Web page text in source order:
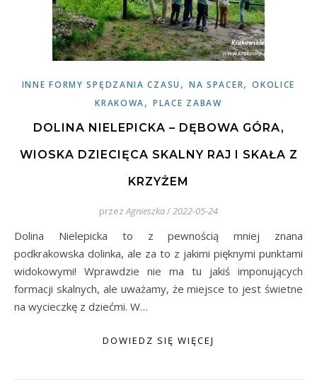
INNE FORMY SPĘDZANIA CZASU , NA SPACER,OKOLICE
KRAKOWA,PLACE ZABAW
DOLINA NIELEPICKA – DĘBOWA GÓRA,
WIOSKA DZIECIĘCA SKALNY RAJ I SKAŁA Z
KRZYŻEM
przez Agnieszka/2022-05-24
Dolina Nielepicka to z pewnością mniej znana
podkrakowska dolinka, ale za to z jakimi pięknymi punktami
widokowymi! Wprawdzie nie ma tu jakiś imponujących
formacji skalnych, ale uważamy, że miejsce to jest świetne
na wycieczkę z dziećmi. W…
DOWIEDZ SIĘ WIĘCEJ